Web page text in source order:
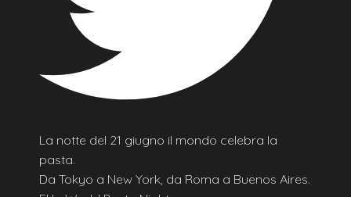
La notte del 21 giugno il mondo celebra la
pasta.
Da Tokyo a New York, da Roma a Buenos Aires.